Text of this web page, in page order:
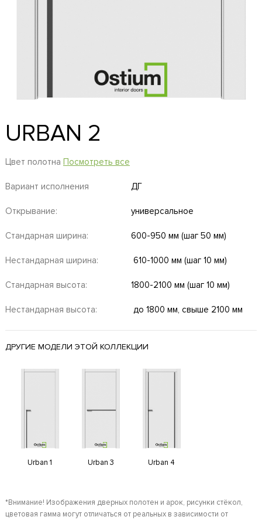
URBAN 2
Цвет полотна Посмотреть все
Вариант исполнения ДГ
Открывание: универсальное
Стандарная ширина: 600-950 мм (шаг 50 мм)
Нестандарная ширина: 610-1000 мм (шаг 10 мм)
Стандарная высота: 1800-2100 мм (шаг 10 мм)
Нестандарная высота: до 1800 мм, свыше 2100 мм
ДРУГИЕ МОДЕЛИ ЭТОЙ КОЛЛЕКЦИИ
Urban 1 Urban 3 Urban 4
*Внимание! Изображения дверных полотен и арок, рисунки стёкол,
цветовая гамма могут отличаться от реальных в зависимости от